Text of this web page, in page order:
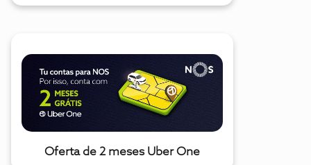
Oferta de 2 meses Uber One